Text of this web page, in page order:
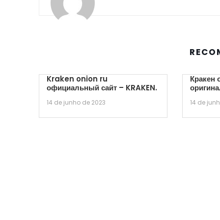
Kraken onion ru
официальный сайт – KRAKEN.
14 de junho de 2023
Кракен
14 de